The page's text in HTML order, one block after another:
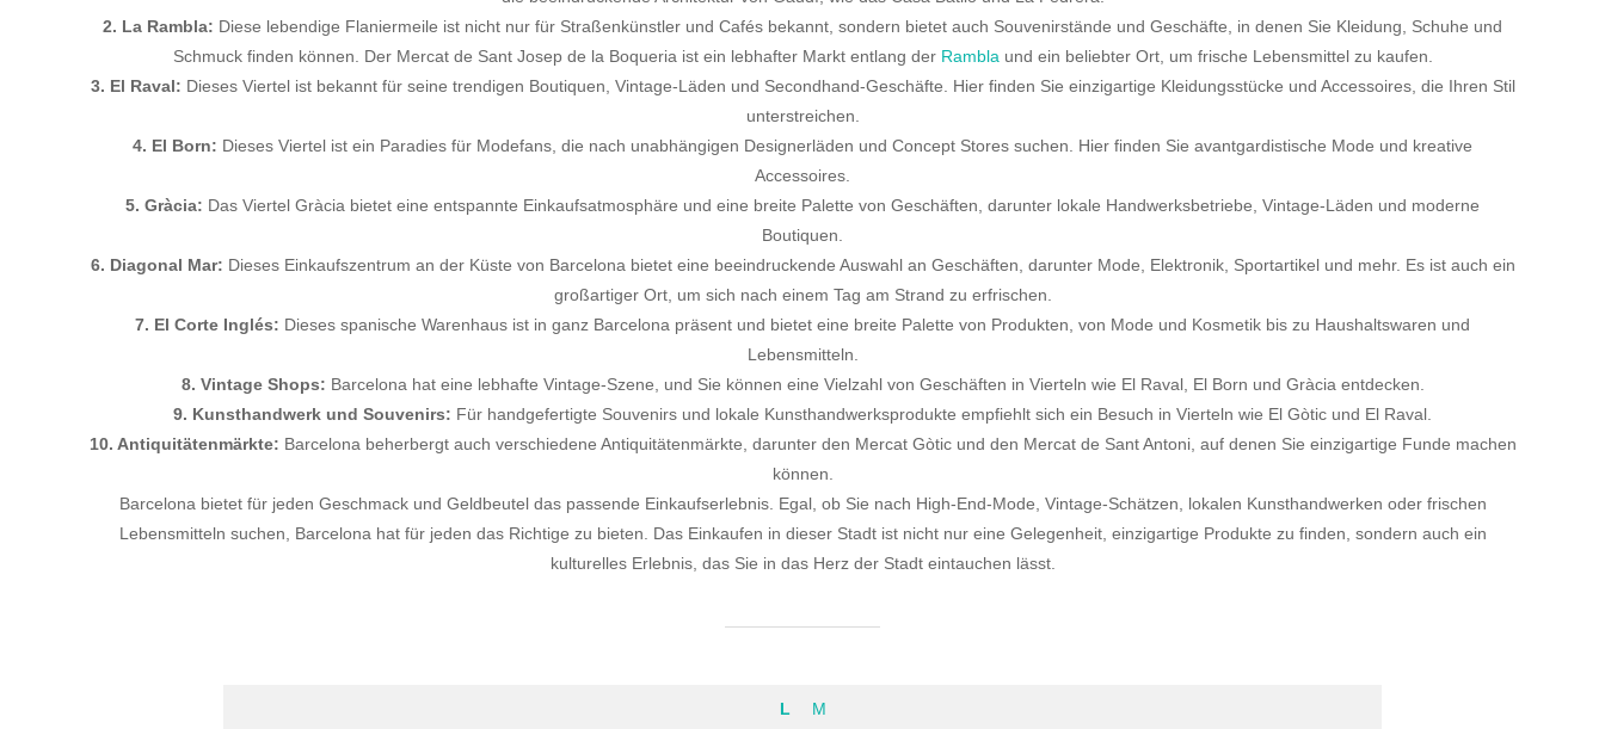
2. La Rambla: Diese lebendige Flaniermeile ist nicht nur für Straßenkünstler und Cafés bekannt, sondern bietet auch Souvenirstände und Geschäfte, in denen Sie Kleidung, Schuhe und
Schmuck finden können. Der Mercat de Sant Josep de la Boqueria ist ein lebhafter Markt entlang der Rambla und ein beliebter Ort, um frische Lebensmittel zu kaufen.
3. El Raval: Dieses Viertel ist bekannt für seine trendigen Boutiquen, Vintage-Läden und Secondhand-Geschäfte. Hier finden Sie einzigartige Kleidungsstücke und Accessoires, die Ihren Stil
unterstreichen.
4. El Born: Dieses Viertel ist ein Paradies für Modefans, die nach unabhängigen Designerläden und Concept Stores suchen. Hier finden Sie avantgardistische Mode und kreative
Accessoires.
5. Gràcia: Das Viertel Gràcia bietet eine entspannte Einkaufsatmosphäre und eine breite Palette von Geschäften, darunter lokale Handwerksbetriebe, Vintage-Läden und moderne
Boutiquen.
6. Diagonal Mar: Dieses Einkaufszentrum an der Küste von Barcelona bietet eine beeindruckende Auswahl an Geschäften, darunter Mode, Elektronik, Sportartikel und mehr. Es ist auch ein
großartiger Ort, um sich nach einem Tag am Strand zu erfrischen.
7. El Corte Inglés: Dieses spanische Warenhaus ist in ganz Barcelona präsent und bietet eine breite Palette von Produkten, von Mode und Kosmetik bis zu Haushaltswaren und
Lebensmitteln.
8. Vintage Shops: Barcelona hat eine lebhafte Vintage-Szene, und Sie können eine Vielzahl von Geschäften in Vierteln wie El Raval, El Born und Gràcia entdecken.
9. Kunsthandwerk und Souvenirs: Für handgefertigte Souvenirs und lokale Kunsthandwerksprodukte empfiehlt sich ein Besuch in Vierteln wie El Gòtic und El Raval.
10. Antiquitätenmärkte: Barcelona beherbergt auch verschiedene Antiquitätenmärkte, darunter den Mercat Gòtic und den Mercat de Sant Antoni, auf denen Sie einzigartige Funde machen
können.
Barcelona bietet für jeden Geschmack und Geldbeutel das passende Einkaufserlebnis. Egal, ob Sie nach High-End-Mode, Vintage-Schätzen, lokalen Kunsthandwerken oder frischen
Lebensmitteln suchen, Barcelona hat für jeden das Richtige zu bieten. Das Einkaufen in dieser Stadt ist nicht nur eine Gelegenheit, einzigartige Produkte zu finden, sondern auch ein
kulturelles Erlebnis, das Sie in das Herz der Stadt eintauchen lässt.
L M